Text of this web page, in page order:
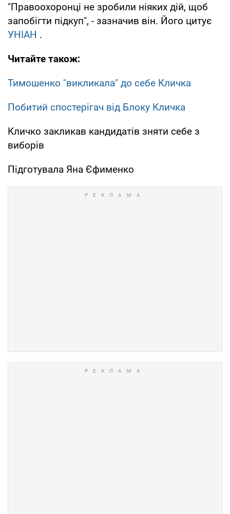
"Правоохоронці не зробили ніяких дій, щоб
запобігти підкуп", - зазначив він. Його цитує
УНІАН .
Читайте також:
Тимошенко "викликала" до себе Кличка
Побитий спостерігач від Блоку Кличка
Кличко закликав кандидатів зняти себе з
виборів
Підготувала Яна Єфименко